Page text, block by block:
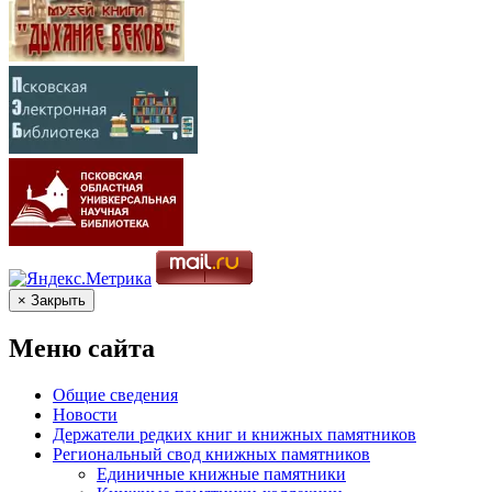
× Закрыть
Меню сайта
Общие сведения
Новости
Держатели редких книг и книжных памятников
Региональный свод книжных памятников
Единичные книжные памятники